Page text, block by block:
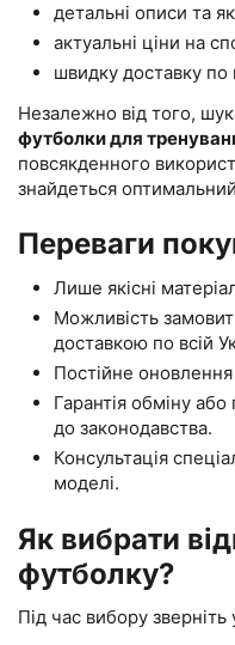
детальні описи та
актуальні ціни на
швидку доставку по
Незалежно від того,
футболки для
повсякденного
знайдеться оптимальний
Переваги
Лише якісні
Можливість
доставкою по всій
Постійне
Гарантія обміну
до законодавства.
Консультація
моделі.
Як вибрати
футболку?
Під час вибору зверніть